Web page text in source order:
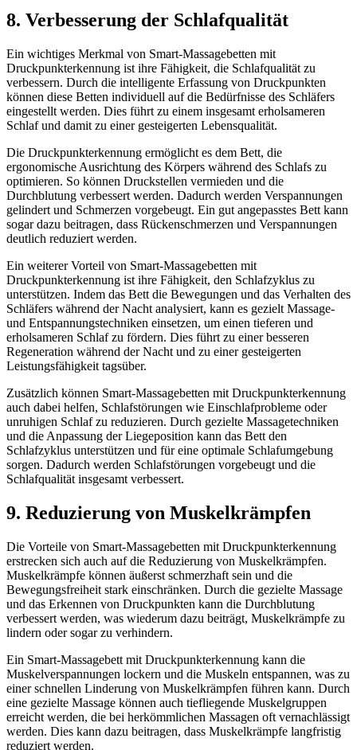
8. Verbesserung der Schlafqualität
Ein wichtiges Merkmal von Smart-Massagebetten mit
Druckpunkterkennung ist ihre Fähigkeit, die Schlafqualität zu
verbessern. Durch die intelligente Erfassung von Druckpunkten
können diese Betten individuell auf die Bedürfnisse des Schläfers
eingestellt werden. Dies führt zu einem insgesamt erholsameren
Schlaf und damit zu einer gesteigerten Lebensqualität.
Die Druckpunkterkennung ermöglicht es dem Bett, die
ergonomische Ausrichtung des Körpers während des Schlafs zu
optimieren. So können Druckstellen vermieden und die
Durchblutung verbessert werden. Dadurch werden Verspannungen
gelindert und Schmerzen vorgebeugt. Ein gut angepasstes Bett kann
sogar dazu beitragen, dass Rückenschmerzen und Verspannungen
deutlich reduziert werden.
Ein weiterer Vorteil von Smart-Massagebetten mit
Druckpunkterkennung ist ihre Fähigkeit, den Schlafzyklus zu
unterstützen. Indem das Bett die Bewegungen und das Verhalten des
Schläfers während der Nacht analysiert, kann es gezielt Massage-
und Entspannungstechniken einsetzen, um einen tieferen und
erholsameren Schlaf zu fördern. Dies führt zu einer besseren
Regeneration während der Nacht und zu einer gesteigerten
Leistungsfähigkeit tagsüber.
Zusätzlich können Smart-Massagebetten mit Druckpunkterkennung
auch dabei helfen, Schlafstörungen wie Einschlafprobleme oder
unruhigen Schlaf zu reduzieren. Durch gezielte Massagetechniken
und die Anpassung der Liegeposition kann das Bett den
Schlafzyklus unterstützen und für eine optimale Schlafumgebung
sorgen. Dadurch werden Schlafstörungen vorgebeugt und die
Schlafqualität insgesamt verbessert.
9. Reduzierung von Muskelkrämpfen
Die Vorteile von Smart-Massagebetten mit Druckpunkterkennung
erstrecken sich auch auf die Reduzierung von Muskelkrämpfen.
Muskelkrämpfe können äußerst schmerzhaft sein und die
Bewegungsfreiheit stark einschränken. Durch die gezielte Massage
und das Erkennen von Druckpunkten kann die Durchblutung
verbessert werden, was wiederum dazu beiträgt, Muskelkrämpfe zu
lindern oder sogar zu verhindern.
Ein Smart-Massagebett mit Druckpunkterkennung kann die
Muskelverspannungen lockern und die Muskeln entspannen, was zu
einer schnellen Linderung von Muskelkrämpfen führen kann. Durch
eine gezielte Massage können auch tiefliegende Muskelgruppen
erreicht werden, die bei herkömmlichen Massagen oft vernachlässigt
werden. Dies kann dazu beitragen, dass Muskelkrämpfe langfristig
reduziert werden.